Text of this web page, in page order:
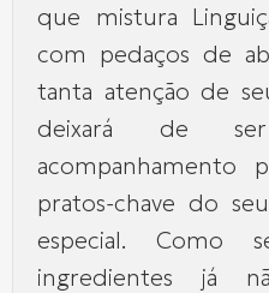
que mistura
com pedaços de
tanta atenção de
deixará de
acompanhamento
pratos-chave do
especial. Como
ingredientes já